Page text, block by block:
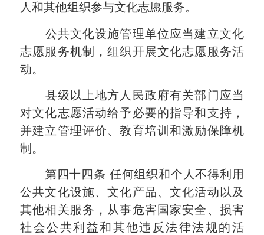
人和其他组织参与文化志愿服务。
公共文化设施管理单位应当建立文化
志愿服务机制，组织开展文化志愿服务活
动。
县级以上地方人民政府有关部门应当
对文化志愿活动给予必要的指导和支持，
并建立管理评价、教育培训和激励保障机
制。
第四十四条 任何组织和个人不得利用
公共文化设施、文化产品、文化活动以及
其他相关服务，从事危害国家安全、损害
社会公共利益和其他违反法律法规的活